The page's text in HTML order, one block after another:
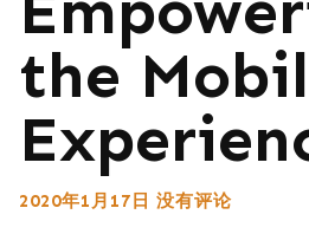
the
2020年1月17日 没有评论